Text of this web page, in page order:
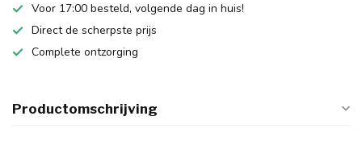
Voor 17:00 besteld, volgende dag in huis!
Direct de scherpste prijs
Complete ontzorging
Productomschrijving